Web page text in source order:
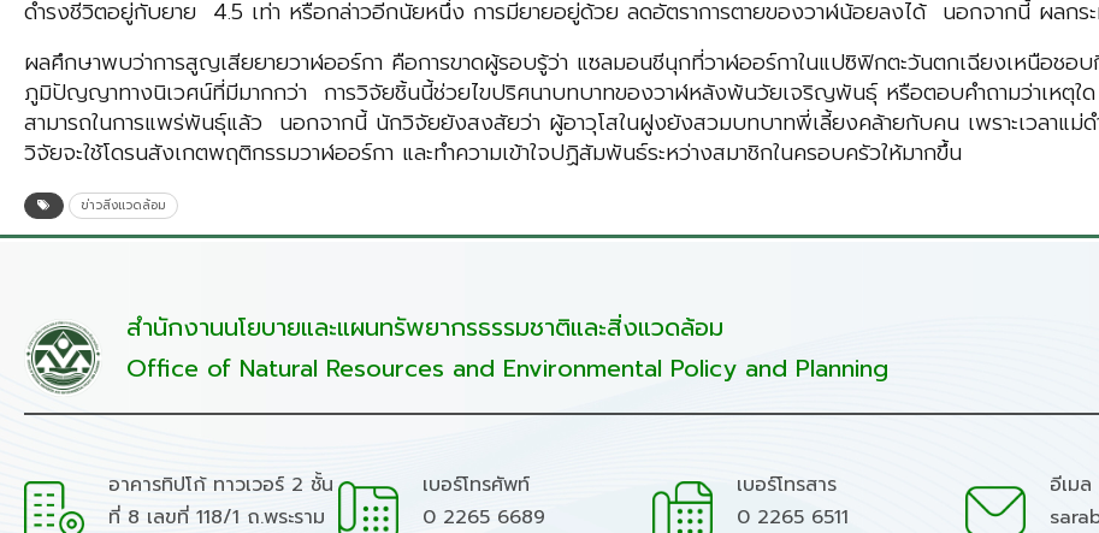
ดำรงชีวิตอยู่กับยาย 4.5 เท่า หรือกล่าวอีกนัยหนึ่ง การมียายอยู่ด้วย ลดอัตราการตายของวาฬน้อยลงได้ นอกจากนี้ ผลกระ
ผลศึกษาพบว่าการสูญเสียยายวาฬออร์กา คือการขาดผู้รอบรู้ว่า แซลมอนชีนุกที่วาฬออร์กาในแปซิฟิกตะวันตกเฉียงเหนือชอ
ภูมิปัญญาทางนิเวศน์ที่มีมากกว่า การวิจัยชิ้นนี้ช่วยไขปริศนาบทบาทของวาฬหลังพ้นวัยเจริญพันธุ์ หรือตอบคำถามว่าเหตุใ
สามารถในการแพร่พันธุ์แล้ว นอกจากนี้ นักวิจัยยังสงสัยว่า ผู้อาวุโสในฝูงยังสวมบทบาทพี่เลี้ยงคล้ายกับคน เพราะเวลาแ
วิจัยจะใช้โดรนสังเกตพฤติกรรมวาฬออร์กา และทำความเข้าใจปฏิสัมพันธ์ระหว่างสมาชิกในครอบครัวให้มากขึ้น
ข่าวสิ่งแวดล้อม
สำนักงานนโยบายและแผนทรัพยากรธรรมชาติและสิ่งแวดล้อม
Office of Natural Resources and Environmental Policy and Planning
อาคารทิปโก้ ทาวเวอร์ 2 ชั้น
ที่ 8 เลขที่ 118/1 ถ.พระราม
เบอร์โทรศัพท์
0 2265 6689
เบอร์โทรสาร
0 2265 6511
อีเมล